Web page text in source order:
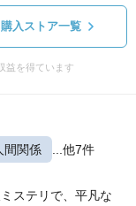
購入ストア一覧
益を得ています
間関係 ...他7件
ステリで、平凡な